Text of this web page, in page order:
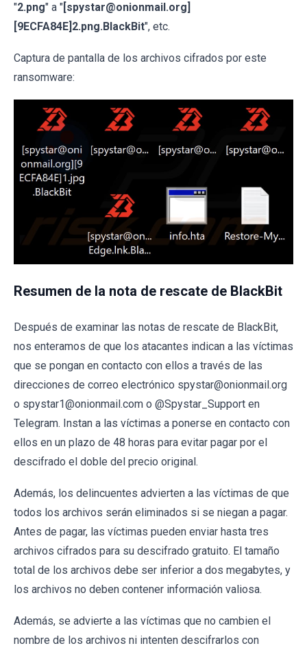
"2.png" a "[spystar@onionmail.org]
[9ECFA84E]2.png.BlackBit", etc.
Captura de pantalla de los archivos cifrados por este
ransomware:
Resumen de la nota de rescate de BlackBit
Después de examinar las notas de rescate de BlackBit,
nos enteramos de que los atacantes indican a las víctimas
que se pongan en contacto con ellos a través de las
direcciones de correo electrónico spystar@onionmail.org
o spystar1@onionmail.com o @Spystar_Support en
Telegram. Instan a las víctimas a ponerse en contacto con
ellos en un plazo de 48 horas para evitar pagar por el
descifrado el doble del precio original.
Además, los delincuentes advierten a las víctimas de que
todos los archivos serán eliminados si se niegan a pagar.
Antes de pagar, las víctimas pueden enviar hasta tres
archivos cifrados para su descifrado gratuito. El tamaño
total de los archivos debe ser inferior a dos megabytes, y
los archivos no deben contener información valiosa.
Además, se advierte a las víctimas que no cambien el
nombre de los archivos ni intenten descifrarlos con